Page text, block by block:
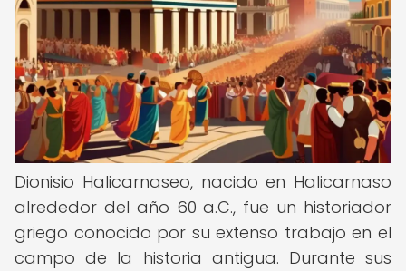
Dionisio Halicarnaseo, nacido en Halicarnaso
alrededor del año 60 a.C., fue un historiador
griego conocido por su extenso trabajo en el
campo de la historia antigua. Durante sus